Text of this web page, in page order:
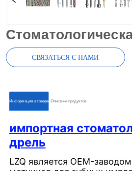
СВЯЗАТЬСЯ С НАМИ
ㅤㅤИнформация о товареㅤㅤ ㅤㅤОписание продуктовㅤㅤ